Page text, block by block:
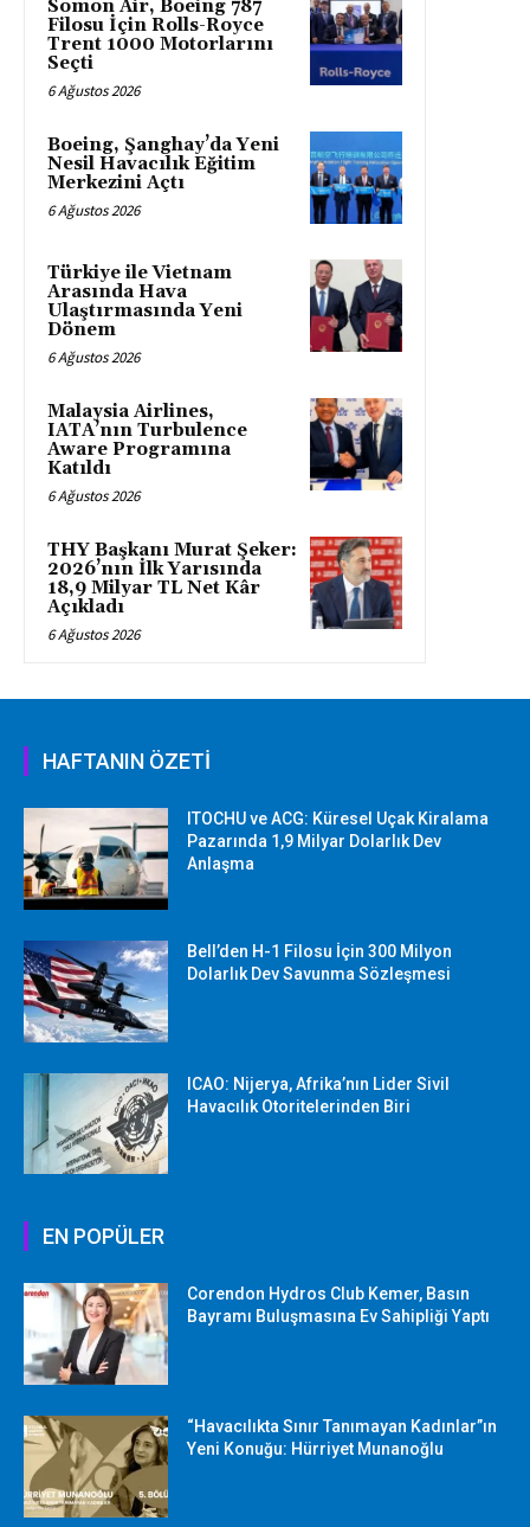
Somon Air, Boeing 787
Filosu İçin Rolls-Royce
Trent 1000 Motorlarını
Seçti
6 Ağustos 2026
Boeing, Şanghay’da Yeni
Nesil Havacılık Eğitim
Merkezini Açtı
6 Ağustos 2026
Türkiye ile Vietnam
Arasında Hava
Ulaştırmasında Yeni
Dönem
6 Ağustos 2026
Malaysia Airlines,
IATA’nın Turbulence
Aware Programına
Katıldı
6 Ağustos 2026
THY Başkanı Murat Şeker:
2026’nın İlk Yarısında
18,9 Milyar TL Net Kâr
Açıkladı
6 Ağustos 2026
HAFTANIN ÖZETİ
ITOCHU ve ACG: Küresel Uçak Kiralama
Pazarında 1,9 Milyar Dolarlık Dev
Anlaşma
Bell’den H-1 Filosu İçin 300 Milyon
Dolarlık Dev Savunma Sözleşmesi
ICAO: Nijerya, Afrika’nın Lider Sivil
Havacılık Otoritelerinden Biri
EN POPÜLER
Corendon Hydros Club Kemer, Basın
Bayramı Buluşmasına Ev Sahipliği Yaptı
“Havacılıkta Sınır Tanımayan Kadınlar”ın
Yeni Konuğu: Hürriyet Munanoğlu